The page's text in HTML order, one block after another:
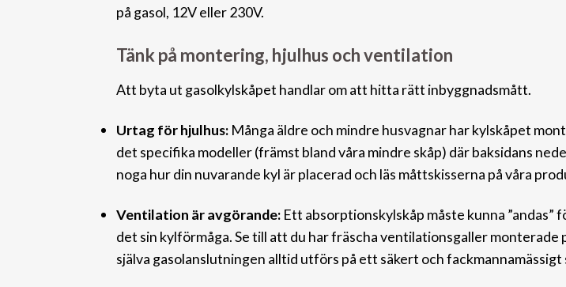
på gasol, 12V eller 230V.
Tänk på montering, hjulhus och ventilation
Att byta ut gasolkylskåpet handlar om att hitta rätt inbyggnadsmått.
Urtag för hjulhus: Många äldre och mindre husvagnar har kylskåpet
det specifika modeller (främst bland våra mindre skåp) där baksidans
noga hur din nuvarande kyl är placerad och läs måttskisserna på våra
Ventilation är avgörande: Ett absorptionskylskåp måste kunna ”andas”
det sin kylförmåga. Se till att du har fräscha ventilationsgaller
själva gasolanslutningen alltid utförs på ett säkert och fackmannamässigt